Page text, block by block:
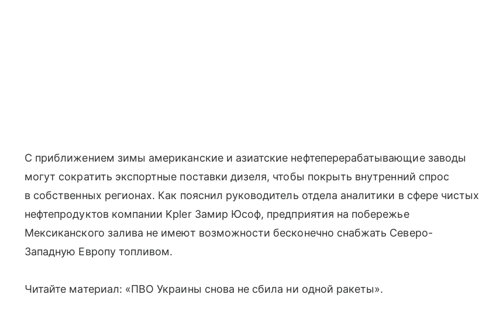
С приближением зимы американские и азиатские нефтеперерабатывающие заводы
могут сократить экспортные поставки дизеля, чтобы покрыть внутренний спрос
в собственных регионах. Как пояснил руководитель отдела аналитики в сфере чистых
нефтепродуктов компании Kpler Замир Юсоф, предприятия на побережье
Мексиканского залива не имеют возможности бесконечно снабжать Северо-
Западную Европу топливом.
Читайте материал: «ПВО Украины снова не сбила ни одной ракеты».